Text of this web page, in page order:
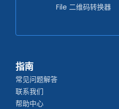
File 二维码转换器
指南
常见问题解答
联系我们
帮助中心